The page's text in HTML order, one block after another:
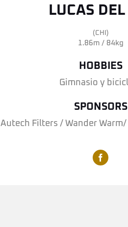
LUCAS
(CHI)
1.86m / 84kg
HOBBIES
Gimnasio y
SPONSORS
Autech Filters / Wander